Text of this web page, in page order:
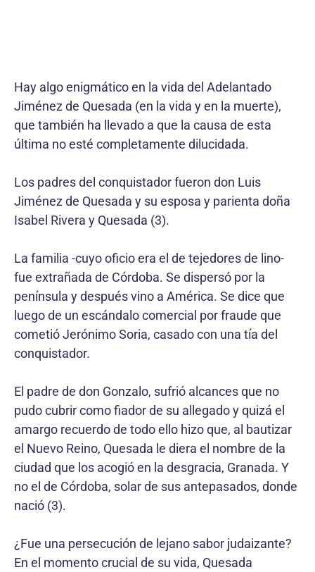
Hay algo enigmático en la vida del Adelantado
Jiménez de Quesada (en la vida y en la muerte),
que también ha llevado a que la causa de esta
última no esté completamente dilucidada.
Los padres del conquistador fueron don Luis
Jiménez de Quesada y su esposa y parienta doña
Isabel Rivera y Quesada (3).
La familia -cuyo oficio era el de tejedores de lino-
fue extrañada de Córdoba. Se dispersó por la
península y después vino a América. Se dice que
luego de un escándalo comercial por fraude que
cometió Jerónimo Soria, casado con una tía del
conquistador.
El padre de don Gonzalo, sufrió alcances que no
pudo cubrir como fiador de su allegado y quizá el
amargo recuerdo de todo ello hizo que, al bautizar
el Nuevo Reino, Quesada le diera el nombre de la
ciudad que los acogió en la desgracia, Granada. Y
no el de Córdoba, solar de sus antepasados, donde
nació (3).
¿Fue una persecución de lejano sabor judaizante?
En el momento crucial de su vida, Quesada